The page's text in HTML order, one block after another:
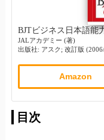
BJTビジネス日本語能
JALアカデミー (著)
出版社: アスク; 改訂版
Amazon
目次